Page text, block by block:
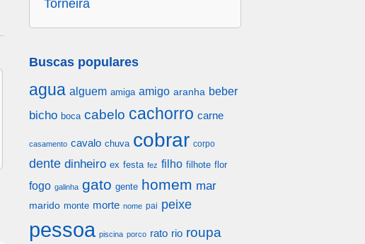
Torneira
Buscas populares
agua alguem amiga amigo aranha beber
bicho boca cabelo cachorro carne
casamento cavalo chuva cobrar corpo
dente dinheiro ex festa fez filho filhote flor
fogo galinha gato gente homem mar
marido monte morte nome pai peixe
pessoa piscina porco rato rio roupa